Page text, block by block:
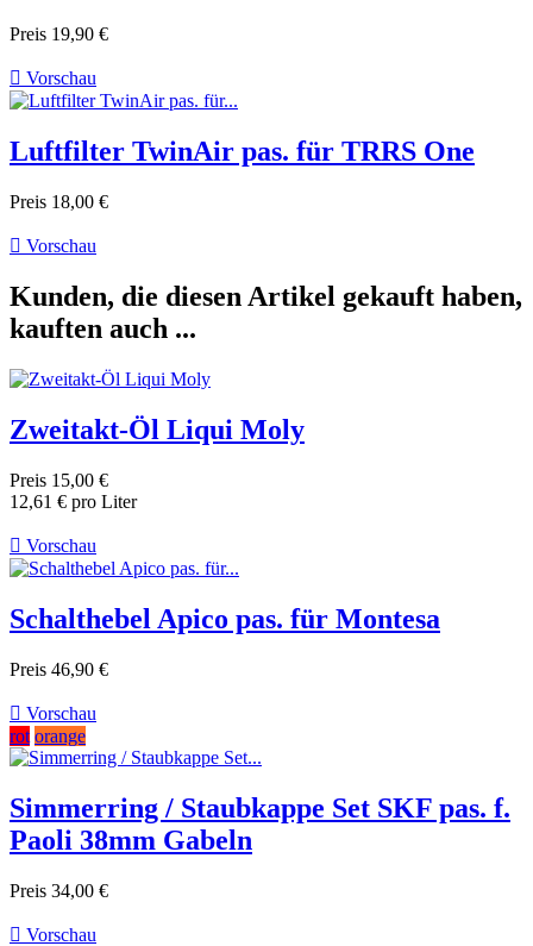
Preis 19,90 €
 Vorschau
Luftfilter TwinAir pas. für TRRS One
Preis 18,00 €
 Vorschau
Kunden, die diesen Artikel gekauft haben,
kauften auch ...
Zweitakt-Öl Liqui Moly
Preis 15,00 €
12,61 € pro Liter
 Vorschau
Schalthebel Apico pas. für Montesa
Preis 46,90 €
 Vorschau
rot orange
Simmerring / Staubkappe Set SKF pas. f.
Paoli 38mm Gabeln
Preis 34,00 €
 Vorschau